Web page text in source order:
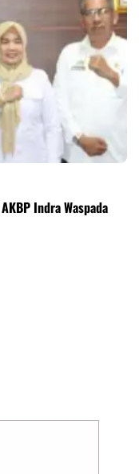
Indra Waspada